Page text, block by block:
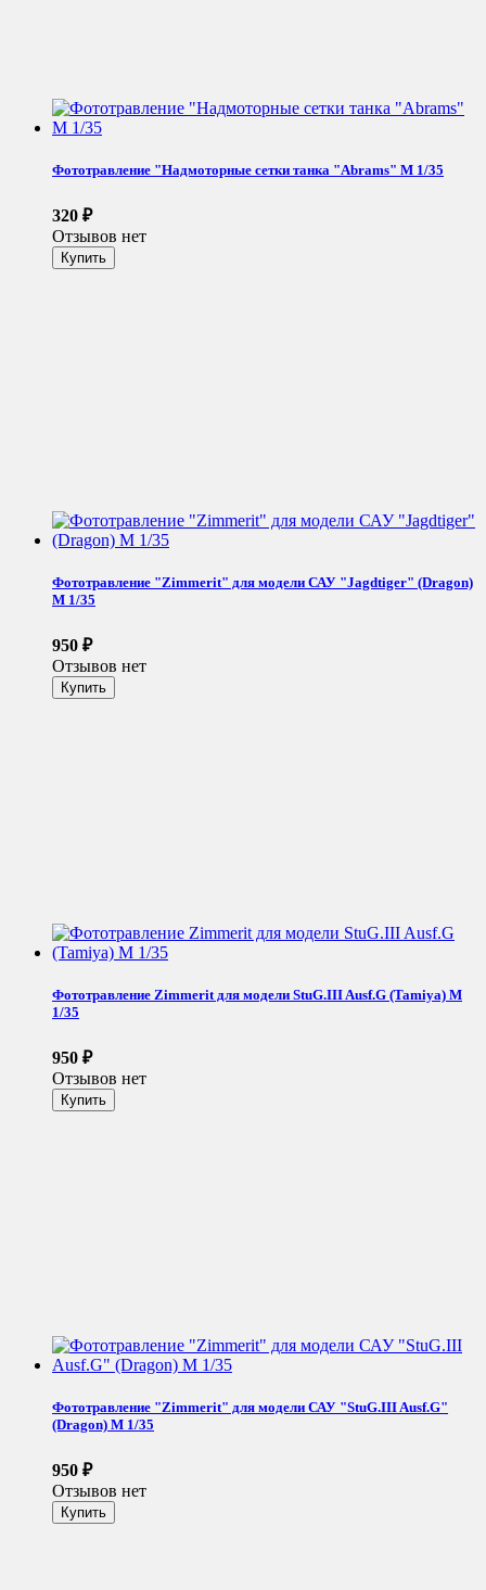
Фототравление "Надмоторные сетки танка "Abrams" М 1/35
320 ₽
Отзывов нет
Фототравление "Zimmerit" для модели САУ "Jagdtiger" (Dragon)
М 1/35
950 ₽
Отзывов нет
Фототравление Zimmerit для модели StuG.III Ausf.G (Tamiya) М
1/35
950 ₽
Отзывов нет
Фототравление "Zimmerit" для модели САУ "StuG.III Ausf.G"
(Dragon) М 1/35
950 ₽
Отзывов нет